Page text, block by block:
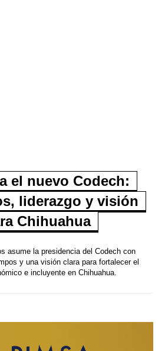
el nuevo Codech:
liderazgo y visión
Chihuahua
asume la presidencia del Codech con
y una visión clara para fortalecer el
e incluyente en Chihuahua.